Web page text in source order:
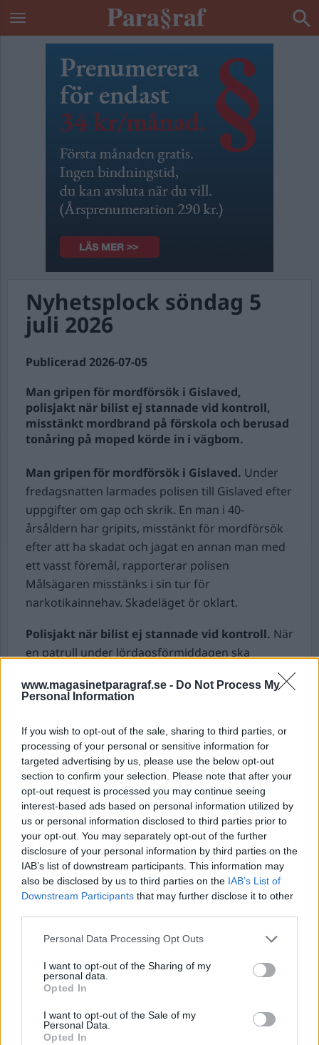
www.magasinetparagraf.se - Do Not Process My
Personal Information
If you wish to opt-out of the sale, sharing to third parties, or
processing of your personal or sensitive information for
targeted advertising by us, please use the below opt-out
section to confirm your selection. Please note that after your
opt-out request is processed you may continue seeing
interest-based ads based on personal information utilized by
us or personal information disclosed to third parties prior to
your opt-out. You may separately opt-out of the further
disclosure of your personal information by third parties on the
IAB’s list of downstream participants. This information may
also be disclosed by us to third parties on the IAB’s List of
Downstream Participants that may further disclose it to other
Personal Data Processing Opt Outs
I want to opt-out of the Sharing of my
personal data.
Opted In
I want to opt-out of the Sale of my
Personal Data.
Opted In
Nyhetsplock söndag 5
juli 2026
Publicerad 2026-07-05
Man gripen för mordförsök i Gislaved,
polisjakt när bilist ej stannade vid kontroll,
misstänkt mordbrand på förskola och berusad
tonåring på moped körde in i vägbom.
Man gripen för mordförsök i Gislaved. Under
fredagsnatten larmades polisen till Gislaved efter
uppgifter om gap och skrik. En man i 40-
årsåldern har gripits, misstänkt för mordförsök
efter att ha skadat och jagat en annan man med
ett vasst föremål, rapporterar polisen
Målsägaren misstänks i sin tur för
narkotikainnehav. Skadeläget ör oklart.
Polisjakt när bilist ej stannade vid kontroll. När
en patrull under lördagsförmiddagen ska
Mölndalsbro väljer föraren att köra ifrån
Patrullen inleder ett förföljande, men av hänsyn
till trafikintensitet och hastighet avbryts
förföljandet av säkerhetsskäl strax efter Lerum.
Uppgifter om bilen och föraren gör att fordonet
kan anträffas en stund senare på en adress i
Alingsås. I anslutning till bilen säkras den
misstänkte föraren, en man i 20-årsåldern. Han
medtas för provtagning och kan initialt
misstänkas för drograttfylleri, grov vårdslöshet i
trafik, olovlig körning samt för att ej ha stannat
Misstänkt mordbrand på förskola.
lördagsmorgonen larmas det om brand i en
förskola i Skärholmen, söder om Stockholm.
och det finns inga uppgifter om skadade, enligt
polisen. Boende i närområdet uppmanade att